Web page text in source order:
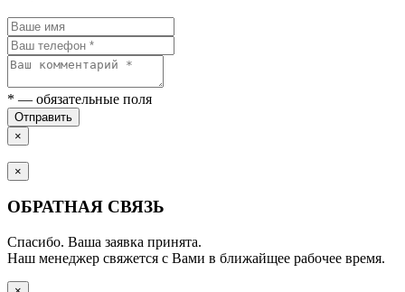
* — обязательные поля
Отправить
×
×
ОБРАТНАЯ СВЯЗЬ
Спасибо. Ваша заявка принята.
Наш менеджер свяжется с Вами в ближайщее рабочее время.